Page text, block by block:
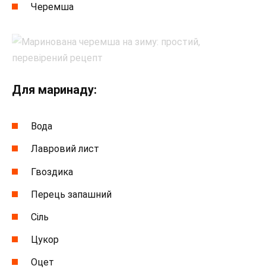
Черемша
Для маринаду:
Вода
Лавровий лист
Гвоздика
Перець запашний
Сіль
Цукор
Оцет